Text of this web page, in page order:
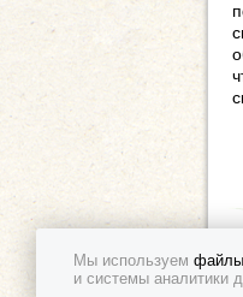
Мы используем
и системы аналитики